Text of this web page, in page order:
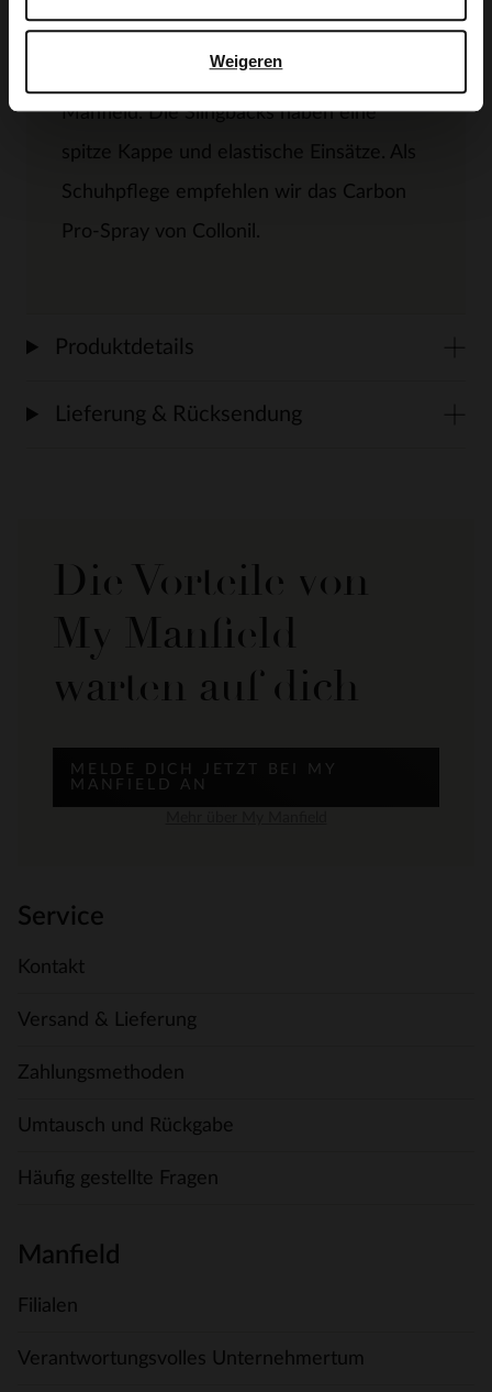
Weigeren
Schwarze Slingbacks aus Leder der Marke
Manfield. Die Slingbacks haben eine
spitze Kappe und elastische Einsätze. Als
Schuhpflege empfehlen wir das Carbon
Pro-Spray von Collonil.
Produktdetails
Lieferung & Rücksendung
Die Vorteile von
My Manfield
warten auf dich
MELDE DICH JETZT BEI MY
MANFIELD AN
Service
Kontakt
Versand & Lieferung
Zahlungsmethoden
Umtausch und Rückgabe
Häufig gestellte Fragen
Manfield
Filialen
Verantwortungsvolles Unternehmertum